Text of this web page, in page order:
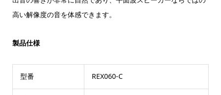
高い解像度の音を体感できます。
製品仕様
型番 REX060-C